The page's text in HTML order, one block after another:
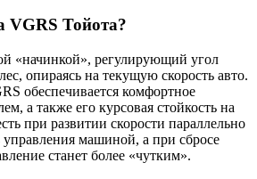
VGRS Тойота?
«начинкой», регулирующий угол
опираясь на текущую скорость авто.
обеспечивается комфортное
а также его курсовая стойкость на
при развитии скорости параллельно
управления машиной, а при сбросе
станет более «чутким».